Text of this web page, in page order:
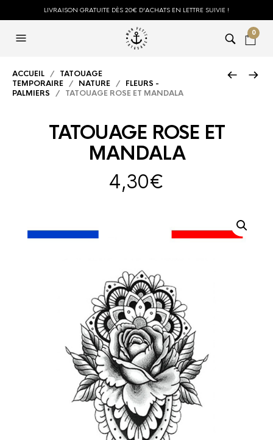
LIVRAISON GRATUITE DÈS 20€ D'ACHATS EN LETTRE SUIVIE !
0
ACCUEIL / TATOUAGE
TEMPORAIRE / NATURE / FLEURS -
PALMIERS / TATOUAGE ROSE ET MANDALA
TATOUAGE ROSE ET
MANDALA
4,30€